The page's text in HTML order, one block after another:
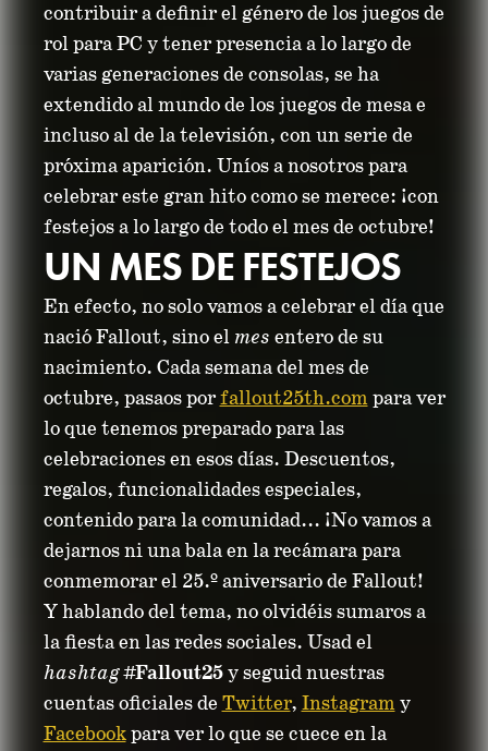
contribuir a definir el género de los juegos de
rol para PC y tener presencia a lo largo de
varias generaciones de consolas, se ha
extendido al mundo de los juegos de mesa e
incluso al de la televisión, con un serie de
próxima aparición. Uníos a nosotros para
celebrar este gran hito como se merece: ¡con
festejos a lo largo de todo el mes de octubre!
UN MES DE FESTEJOS
En efecto, no solo vamos a celebrar el día que
nació Fallout, sino el mes entero de su
nacimiento. Cada semana del mes de
octubre, pasaos porfallout25th.compara ver
lo que tenemos preparado para las
celebraciones en esos días. Descuentos,
regalos, funcionalidades especiales,
contenido para la comunidad... ¡No vamos a
dejarnos ni una bala en la recámara para
conmemorar el 25.º aniversario de Fallout!
Y hablando del tema, no olvidéis sumaros a
la fiesta en las redes sociales. Usad el
hashtag#Fallout25y seguid nuestras
cuentas oficiales deTwitter,Instagramy
Facebookpara ver lo que se cuece en la